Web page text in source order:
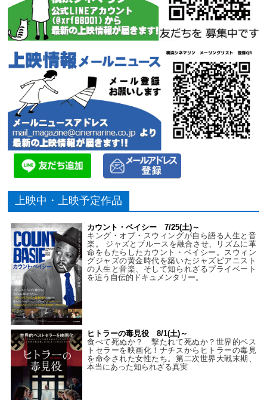
上映中・上映予定作品
カウント・ベイシー 7/25(土)～
キング・オブ・スウィングが自ら語る人生と音
楽。 ジャズとブルースを融合させ、リズムに革
命をもたらしたカウント・ベイシー。スウィン
グジャズの黄金時代を築いたジャズピアニスト
の人生と音楽、そして知られざるプライベート
を追う自伝的ドキュメンタリー。
ヒトラーの毒見役 8/1(土)～
食べて死ぬか？ 撃たれて死ぬか？世界的ベス
トセラーを映画化！ナチスからヒトラーの毒見
を命令された女性たち。第二次世界大戦末期、
本当にあった知られざる真実